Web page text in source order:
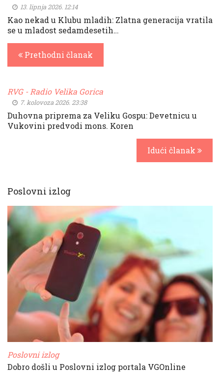
13. lipnja 2026. 12:14
Kao nekad u Klubu mladih: Zlatna generacija vratila
se u mladost sedamdesetih…
Prethodni članak
RVG - Radio Velika Gorica
7. kolovoza 2026. 23:38
Duhovna priprema za Veliku Gospu: Devetnicu u
Vukovini predvodi mons. Koren
Idući članak
Poslovni izlog
Poslovni izlog
Dobro došli u Poslovni izlog portala VGOnline